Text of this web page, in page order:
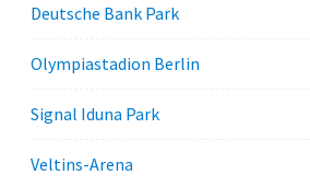
Deutsche Bank Park
Olympiastadion Berlin
Signal Iduna Park
Veltins-Arena